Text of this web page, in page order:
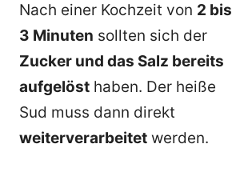
Nach einer Kochzeit von 2 bis
3 Minuten sollten sich der
Zucker und das Salz bereits
aufgelöst haben. Der heiße
Sud muss dann direkt
weiterverarbeitet werden.